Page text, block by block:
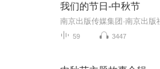
我们的节日-中秋节
59 3447